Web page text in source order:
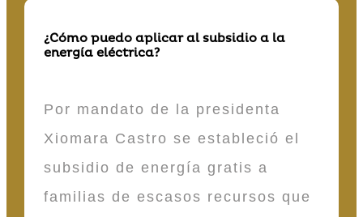
¿Cómo puedo aplicar al subsidio a la
energía eléctrica?
Por mandato de la presidenta
Xiomara Castro se estableció el
subsidio de energía gratis a
familias de escasos recursos que